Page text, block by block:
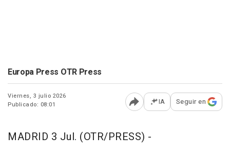
Europa Press OTR Press
Viernes, 3 julio 2026
Publicado: 08:01
Abrir opciones para
IA Seguir en
MADRID 3 Jul. (OTR/PRESS) -